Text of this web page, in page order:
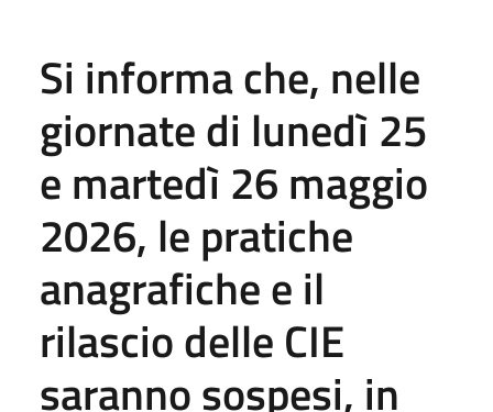
Si informa che, nelle
giornate di lunedì 25
e martedì 26 maggio
2026, le pratiche
anagrafiche e il
rilascio delle CIE
saranno sospesi, in